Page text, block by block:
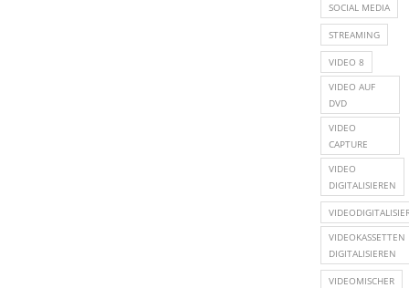
SOCIAL MEDIA
STREAMING
VIDEO 8
VIDEO AUF
DVD
VIDEO
CAPTURE
VIDEO
DIGITALISIEREN
VIDEOKASSETTEN
DIGITALISIEREN
VIDEOMISCHER